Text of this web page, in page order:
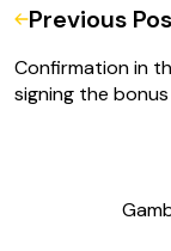
Previous
Confirmation in
signing the